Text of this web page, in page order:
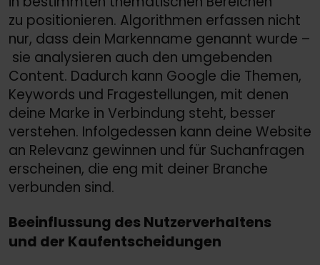
zu positionieren. Algorithmen erfassen nicht
nur, dass dein Markenname genannt wurde –
sie analysieren auch den umgebenden
Content. Dadurch kann Google die Themen,
Keywords und Fragestellungen, mit denen
deine Marke in Verbindung steht, besser
verstehen. Infolgedessen kann deine Website
an Relevanz gewinnen und für Suchanfragen
erscheinen, die eng mit deiner Branche
verbunden sind.
Beeinflussung des Nutzerverhaltens
und der Kaufentscheidungen